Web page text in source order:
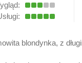
blondynka, z